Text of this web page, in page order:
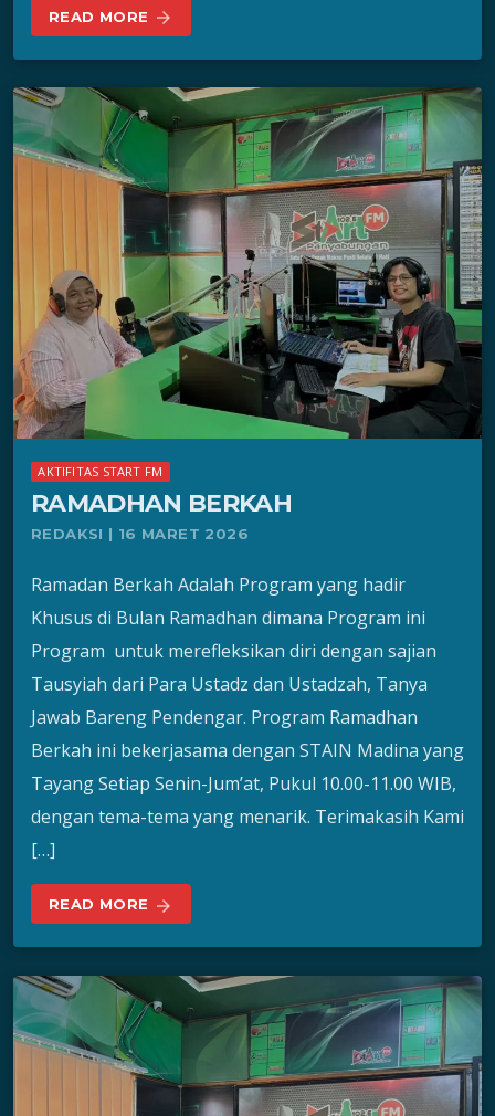
READ MORE arrow_forward
AKTIFITAS START FM
RAMADHAN BERKAH
REDAKSI | 16 MARET 2026
Ramadan Berkah Adalah Program yang hadir
Khusus di Bulan Ramadhan dimana Program ini
Program untuk merefleksikan diri dengan sajian
Tausyiah dari Para Ustadz dan Ustadzah, Tanya
Jawab Bareng Pendengar. Program Ramadhan
Berkah ini bekerjasama dengan STAIN Madina yang
Tayang Setiap Senin-Jum’at, Pukul 10.00-11.00 WIB,
dengan tema-tema yang menarik. Terimakasih Kami
[…]
READ MORE arrow_forward